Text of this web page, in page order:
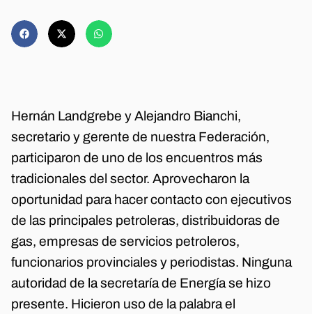
Hernán Landgrebe y Alejandro Bianchi,
secretario y gerente de nuestra Federación,
participaron de uno de los encuentros más
tradicionales del sector. Aprovecharon la
oportunidad para hacer contacto con ejecutivos
de las principales petroleras, distribuidoras de
gas, empresas de servicios petroleros,
funcionarios provinciales y periodistas. Ninguna
autoridad de la secretaría de Energía se hizo
presente. Hicieron uso de la palabra el